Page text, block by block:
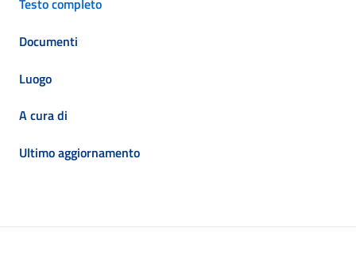
Testo completo
Documenti
Luogo
A cura di
Ultimo aggiornamento